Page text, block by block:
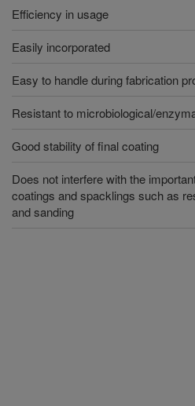
Efficiency in usage
Easily incorporated
Easy to handle during fabrication
Resistant to microbiological/
Good stability of final coating
Does not interfere with the
coatings and spacklings such as
and sanding